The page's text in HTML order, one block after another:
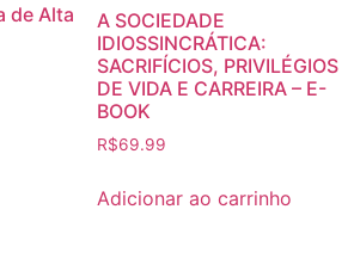
de Alta
A SOCIEDADE
IDIOSSINCRÁTICA:
SACRIFÍCIOS, PRIVILÉGIOS
DE VIDA E CARREIRA – E-
BOOK
R$69.99
Adicionar ao carrinho